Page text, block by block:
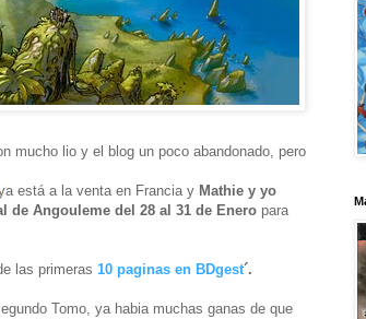
mucho lio y el blog un poco abandonado, pero
está a la venta en Francia y Mathie y yo
de Angouleme del 28 al 31 de Enero para
las primeras 10 paginas en BDgest´.
Tomo, ya habia muchas ganas de que